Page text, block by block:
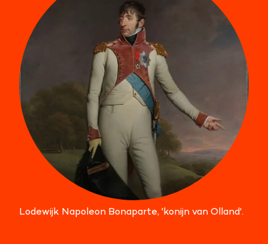
Lodewijk Napoleon Bonaparte, 'konijn van Olland'.